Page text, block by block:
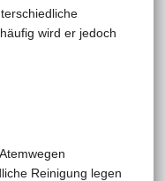
wird er jedoch
Reinigung legen